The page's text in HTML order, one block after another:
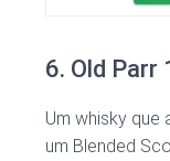
6. Old Parr
Um whisky que
um Blended